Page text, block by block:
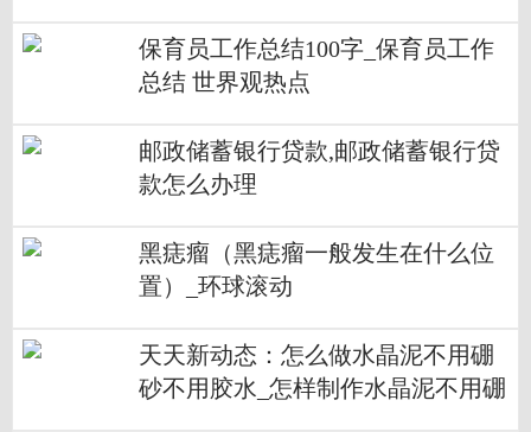
保育员工作总结100字_保育员工作
总结 世界观热点
邮政储蓄银行贷款,邮政储蓄银行贷
款怎么办理
黑痣瘤（黑痣瘤一般发生在什么位
置）_环球滚动
天天新动态：怎么做水晶泥不用硼
砂不用胶水_怎样制作水晶泥不用硼